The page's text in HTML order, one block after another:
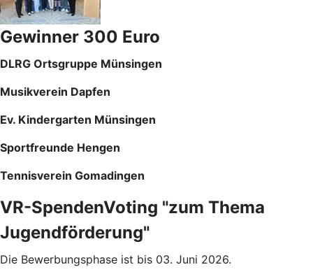
Gewinner 300 Euro
DLRG Ortsgruppe Münsingen
Musikverein Dapfen
Ev. Kindergarten Münsingen
Sportfreunde Hengen
Tennisverein Gomadingen
VR-SpendenVoting "zum Thema
Jugendförderung"
Die Bewerbungsphase ist bis 03. Juni 2026.